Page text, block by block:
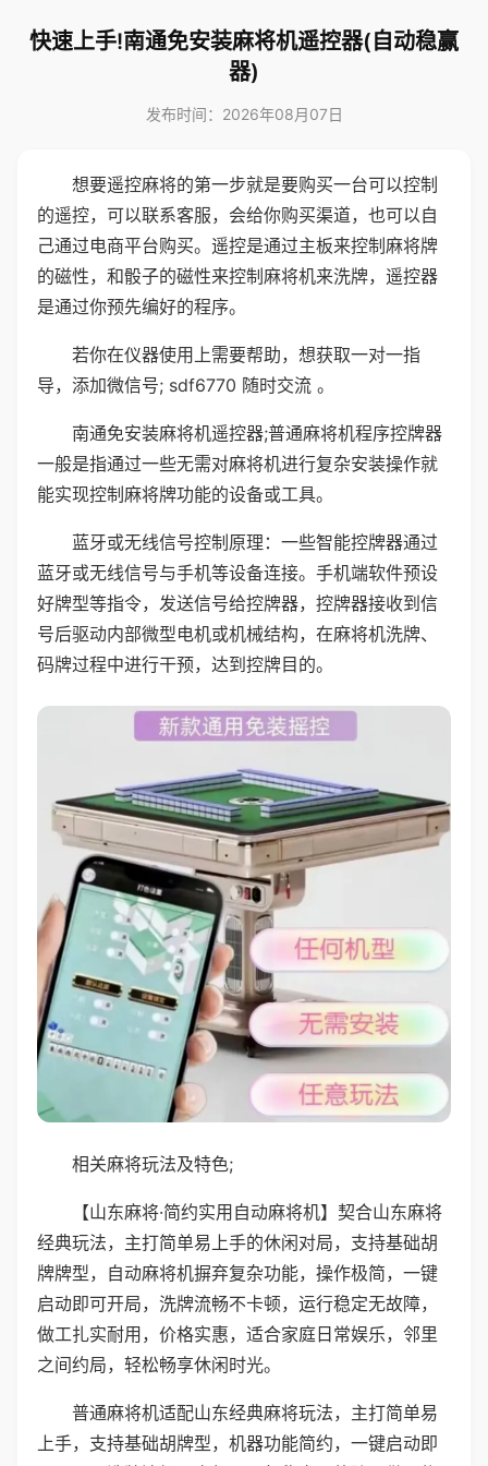
快速上手!南通免安装麻将机遥控器(自动稳赢
器)
发布时间：2026年08月07日
想要遥控麻将的第一步就是要购买一台可以控制
的遥控，可以联系客服，会给你购买渠道，也可以自
己通过电商平台购买。遥控是通过主板来控制麻将牌
的磁性，和骰子的磁性来控制麻将机来洗牌，遥控器
是通过你预先编好的程序。
若你在仪器使用上需要帮助，想获取一对一指
导，添加微信号; sdf6770 随时交流 。
南通免安装麻将机遥控器;普通麻将机程序控牌器
一般是指通过一些无需对麻将机进行复杂安装操作就
能实现控制麻将牌功能的设备或工具。
蓝牙或无线信号控制原理：一些智能控牌器通过
蓝牙或无线信号与手机等设备连接。手机端软件预设
好牌型等指令，发送信号给控牌器，控牌器接收到信
号后驱动内部微型电机或机械结构，在麻将机洗牌、
码牌过程中进行干预，达到控牌目的。
相关麻将玩法及特色;
【山东麻将·简约实用自动麻将机】契合山东麻将
经典玩法，主打简单易上手的休闲对局，支持基础胡
牌牌型，自动麻将机摒弃复杂功能，操作极简，一键
启动即可开局，洗牌流畅不卡顿，运行稳定无故障，
做工扎实耐用，价格实惠，适合家庭日常娱乐，邻里
之间约局，轻松畅享休闲时光。
普通麻将机适配山东经典麻将玩法，主打简单易
上手，支持基础胡牌型，机器功能简约，一键启动即